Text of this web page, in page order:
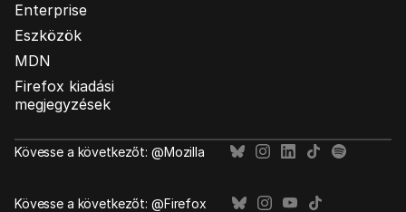
Enterprise
Eszközök
MDN
Firefox kiadási
megjegyzések
Kövesse a következőt: @Mozilla
Kövesse a következőt: @Firefox